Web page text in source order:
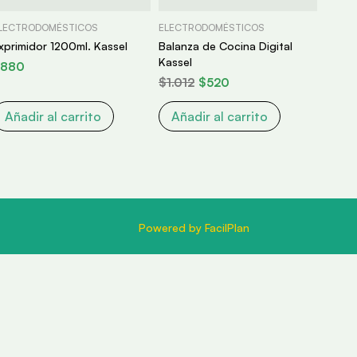
1200ml. Kassel
880
Añadir al carrito
ELECTRODOMÉSTICOS
Balanza de Cocina Digital
Kassel
$1.012 $520
Añadir al carrito
Powered by FacilPlan